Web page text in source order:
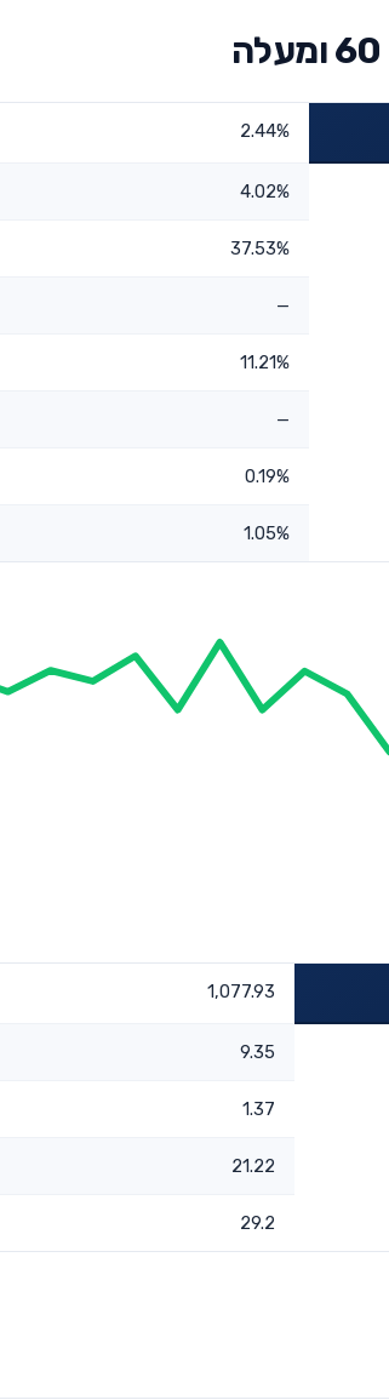
2.44%
4.02%
37.53%
—
11.21%
—
0.19%
1.05%
1,077.93
9.35
1.37
21.22
29.2